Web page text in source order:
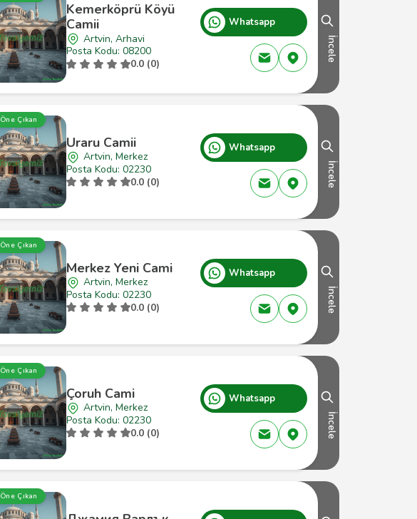
Kemerköprü Köyü
Camii
Artvin, Arhavi
Posta Kodu: 08200
0.0 (0)
Whatsapp
İncele
Öne Çıkan
Uraru Camii
Artvin, Merkez
Posta Kodu: 02230
0.0 (0)
Whatsapp
İncele
Öne Çıkan
Merkez Yeni Cami
Artvin, Merkez
Posta Kodu: 02230
0.0 (0)
Whatsapp
İncele
Öne Çıkan
Çoruh Cami
Artvin, Merkez
Posta Kodu: 02230
0.0 (0)
Whatsapp
İncele
Öne Çıkan